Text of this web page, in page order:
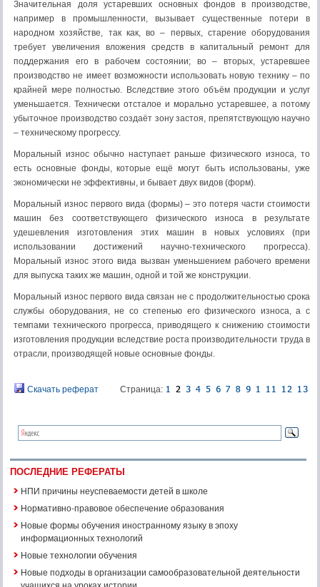
Значительная доля устаревших основных фондов в производстве,
например в промышленности, вызывает существенные потери в
народном хозяйстве, так как, во – первых, старение оборудования
требует увеличения вложения средств в капитальный ремонт для
поддержания его в рабочем состоянии; во – вторых, устаревшее
производство не имеет возможности использовать новую технику – по
крайней мере полностью. Вследствие этого объём продукции и услуг
уменьшается. Технически отсталое и морально устаревшее, а потому
убыточное производство создаёт зону застоя, препятствующую научно
– техническому прогрессу.
Моральный износ обычно наступает раньше физического износа, то
есть основные фонды, которые ещё могут быть использованы, уже
экономически не эффективны, и бывает двух видов (форм).
Моральный износ первого вида (формы) – это потеря части стоимости
машин без соответствующего физического износа в результате
удешевления изготовления этих машин в новых условиях (при
использовании достижений научно-технического прогресса).
Моральный износ этого вида вызван уменьшением рабочего времени
для выпуска таких же машин, одной и той же конструкции.
Моральный износ первого вида связан не с продолжительностью срока
службы оборудования, не со степенью его физического износа, а с
темпами технического прогресса, приводящего к снижению стоимости
изготовления продукции вследствие роста производительности труда в
отрасли, производящей новые основные фонды.
Скачать реферат Страница:
ПОСЛЕДНИЕ РЕФЕРАТЫ
НПИ причины неуспеваемости детей в школе
Нормативно-правовое обеспечение образования
Новые формы обучения иностранному языку в эпоху
информационных технологий
Новые технологии обучения
Новые подходы в организации самообразовательной деятельности
учащихся на уроках истории